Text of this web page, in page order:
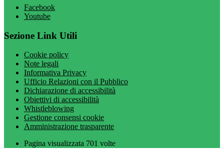
Facebook
Youtube
Sezione Link Utili
Cookie policy
Note legali
Informativa Privacy
Ufficio Relazioni con il Pubblico
Dichiarazione di accessibilità
Obiettivi di accessibilità
Whistleblowing
Gestione consensi cookie
Amministrazione trasparente
Pagina visualizzata 701 volte